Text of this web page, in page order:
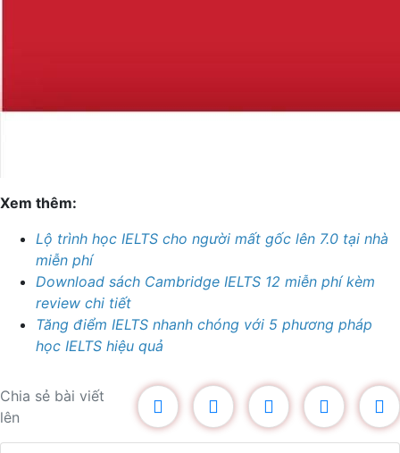
Xem thêm:
Lộ trình học IELTS cho người mất gốc lên 7.0 tại nhà
miễn phí
Download sách Cambridge IELTS 12 miễn phí kèm
review chi tiết
Tăng điểm IELTS nhanh chóng với 5 phương pháp
học IELTS hiệu quả
Chia sẻ bài viết
lên